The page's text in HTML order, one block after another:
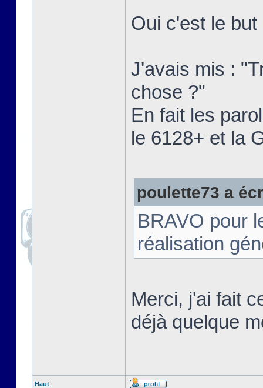
Oui c'est le
J'avais mis :
chose ?"
En fait les
le 6128+ et la
poulette73 a
BRAVO pour
réalisation
Merci, j'ai fait
déjà quelque
Haut